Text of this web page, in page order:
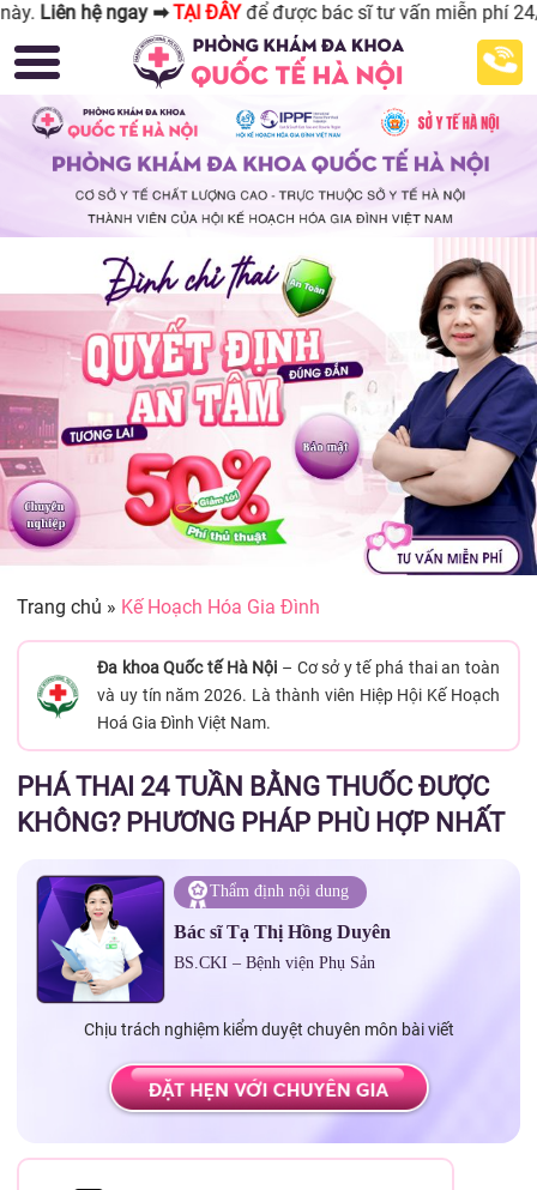
➡ TẠI ĐÂYđể được bác sĩ tư vấn miễn phí 24/24.
Trang chủ » Kế Hoạch Hóa Gia Đình
Đa khoa Quốc tế Hà Nội – Cơ sở y tế phá thai an toàn
và uy tín năm 2026. Là thành viên Hiệp Hội Kế Hoạch
Hoá Gia Đình Việt Nam.
PHÁ THAI 24 TUẦN BẰNG THUỐC ĐƯỢC
KHÔNG? PHƯƠNG PHÁP PHÙ HỢP NHẤT
Thẩm định nội dung
Bác sĩ Tạ Thị Hồng Duyên
BS.CKI – Bệnh viện Phụ Sản
Chịu trách nghiệm kiểm duyệt chuyên môn bài viết